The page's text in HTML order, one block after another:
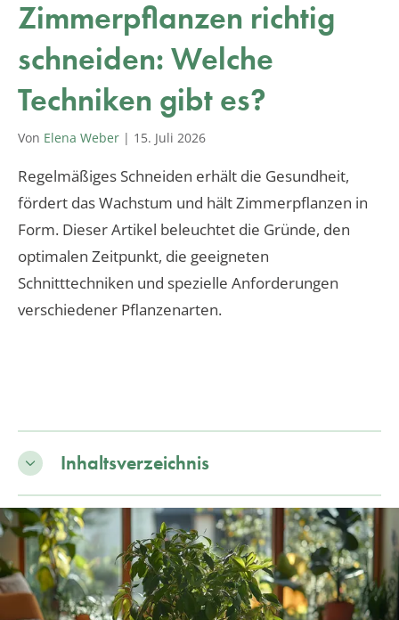
Zimmerpflanzen richtig
schneiden: Welche
Techniken gibt es?
Von Elena Weber | 15. Juli 2026
Regelmäßiges Schneiden erhält die Gesundheit,
fördert das Wachstum und hält Zimmerpflanzen in
Form. Dieser Artikel beleuchtet die Gründe, den
optimalen Zeitpunkt, die geeigneten
Schnitttechniken und spezielle Anforderungen
verschiedener Pflanzenarten.
Inhaltsverzeichnis